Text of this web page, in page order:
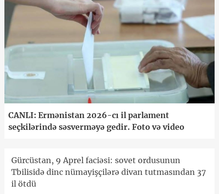
CANLI: Ermənistan 2026-cı il parlament
seçkilərində səsverməyə gedir. Foto və video
Gürcüstan, 9 Aprel faciəsi: sovet ordusunun
Tbilisidə dinc nümayişçilərə divan tutmasından 37
il ötdü